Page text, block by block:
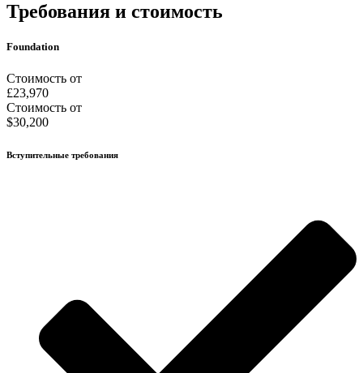
Требования и стоимость
Foundation
Стоимость от
£23,970
Стоимость от
$30,200
Вступительные требования